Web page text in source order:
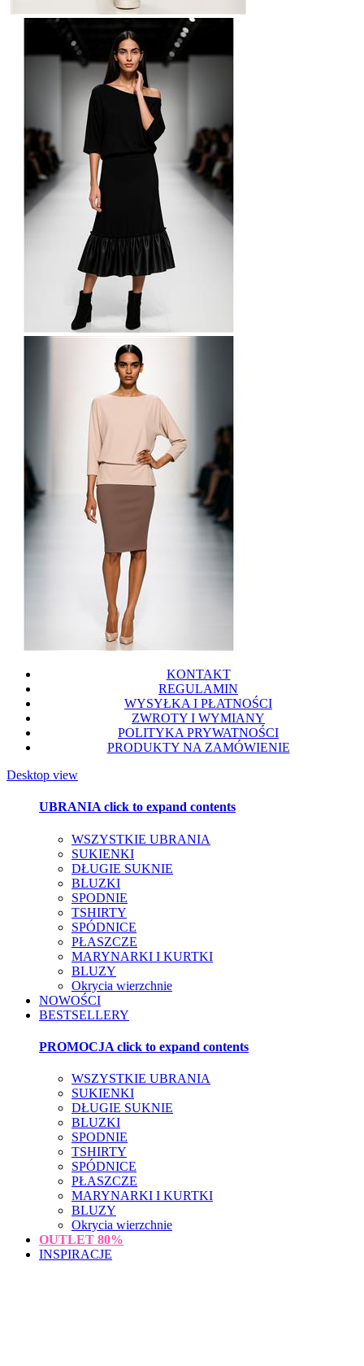
KONTAKT
REGULAMIN
WYSYŁKA I PŁATNOŚCI
ZWROTY I WYMIANY
POLITYKA PRYWATNOŚCI
PRODUKTY NA ZAMÓWIENIE
Desktop view
UBRANIAclick to expand contents
WSZYSTKIE UBRANIA
SUKIENKI
DŁUGIE SUKNIE
BLUZKI
SPODNIE
TSHIRTY
SPÓDNICE
PŁASZCZE
MARYNARKI I KURTKI
BLUZY
Okrycia wierzchnie
NOWOŚCI
BESTSELLERY
PROMOCJA click to expand contents
WSZYSTKIE UBRANIA
SUKIENKI
DŁUGIE SUKNIE
BLUZKI
SPODNIE
TSHIRTY
SPÓDNICE
PŁASZCZE
MARYNARKI I KURTKI
BLUZY
Okrycia wierzchnie
OUTLET 80%
INSPIRACJE